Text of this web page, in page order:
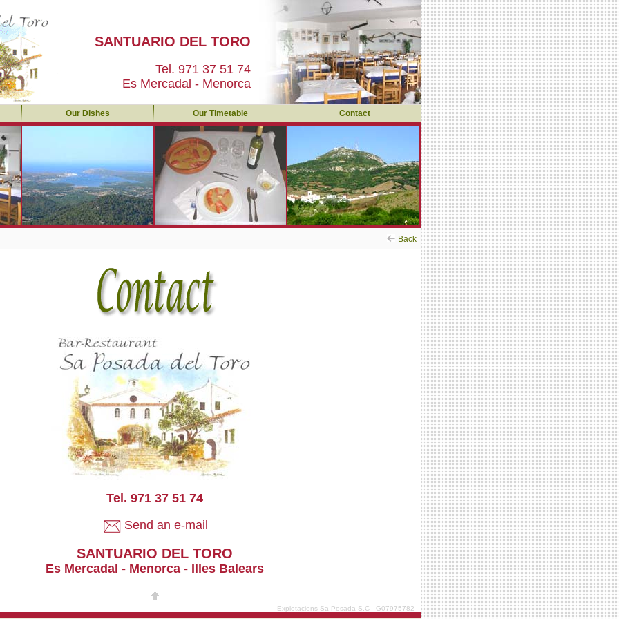
SANTUARIO DEL TORO
Tel. 971 37 51 74
Es Mercadal - Menorca
Our Dishes Our Timetable Contact
Back
Tel. 971 37 51 74
Send an e-mail
SANTUARIO DEL TORO
Es Mercadal - Menorca - Illes Balears
Explotacions Sa Posada S.C - G07975782